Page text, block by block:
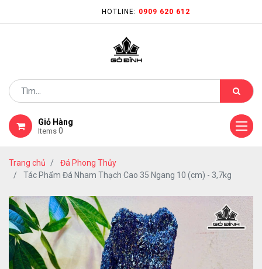
HOTLINE: 0909 620 612
Giỏ Hàng
Items 0
Trang chủ
Đá Phong Thủy
Tác Phẩm Đá Nham Thạch Cao 35 Ngang 10 (cm) - 3,7kg